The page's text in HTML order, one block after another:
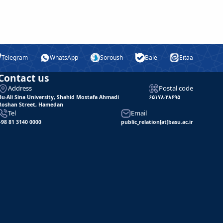
Telegram WhatsApp Soroush Bale Eitaa
us
Address
Ali Sina University, Shahid Mostafa Ahmadi
Street, Hamedan
Postal code
۶۵۱۷۸-۳۸۶۹۵
Tel
81 3140 0000
Email
public_relation[at]basu.ac.ir